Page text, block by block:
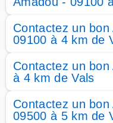
Contactez un
09100 à 4 km de
Contactez un
à 4 km de Vals
Contactez un
09500 à 5 km de